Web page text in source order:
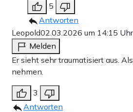
5
Antworten
Leopold02.03.2026 um 14:15 Uhr
Melden
Er sieht sehr traumatisiert aus.
nehmen.
3
Antworten